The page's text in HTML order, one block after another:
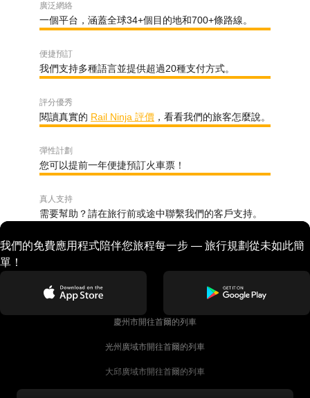
廣泛網絡
一個平台，涵蓋全球34+個目的地和700+條路線。
便捷預訂
我們支持多種語言並提供超過20種支付方式。
評分優秀
閱讀真實的 Rail Ninja 評價 ，看看我們的旅客怎麼說。
彈性計劃
您可以提前一年便捷預訂火車票！
真人支持
需要幫助？請在旅行前或途中聯繫我們的客戶支持。
我們的免費應用程式陪伴您旅程每一步 — 旅行規劃從未如此簡
單！
慶州市開往首爾的列車
光州廣域市開往首爾的列車
大邱廣域市開往首爾的列車